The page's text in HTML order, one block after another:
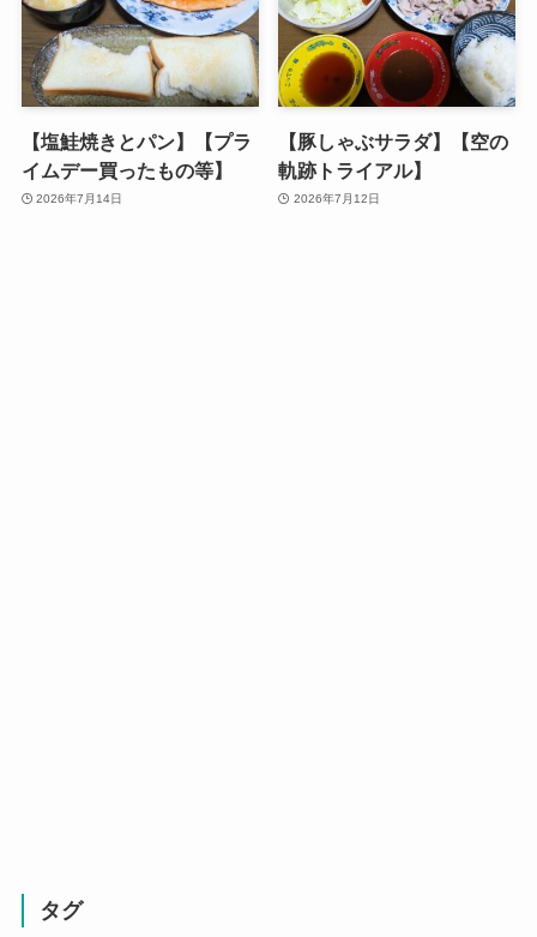
【塩鮭焼きとパン】【プラ
イムデー買ったもの等】
2026年7月14日
【豚しゃぶサラダ】【空の
軌跡トライアル】
2026年7月12日
タグ